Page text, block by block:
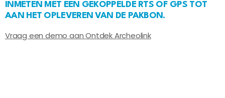
INMETEN MET EEN GEKOPPELDE RTS OF GPS TOT
AAN HET OPLEVEREN VAN DE PAKBON.
Vraag een demo aanOntdek Archeolink